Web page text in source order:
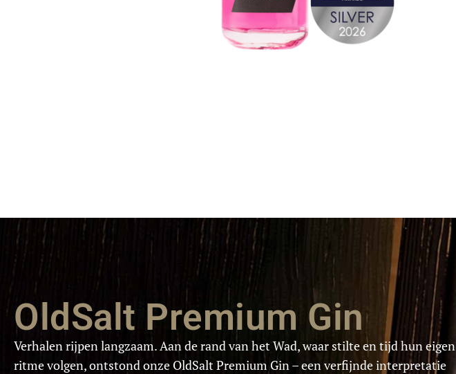
OldSalt Premium Gin
Verhalen rijpen langzaam.Aan de rand van het Wad, waar stilte en tijd hun eigen
ritme volgen, ontstond onze OldSaltPremium Gin – een verfijnde interpretatie